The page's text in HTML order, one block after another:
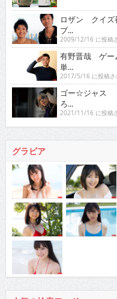
ロザン クイズ
ブ...
2009/12/16 に投稿
有野晋哉 ゲー
単...
2017/5/16 に投稿さ
ゴー☆ジャス
ろ...
2021/11/16 に投稿
グラビア